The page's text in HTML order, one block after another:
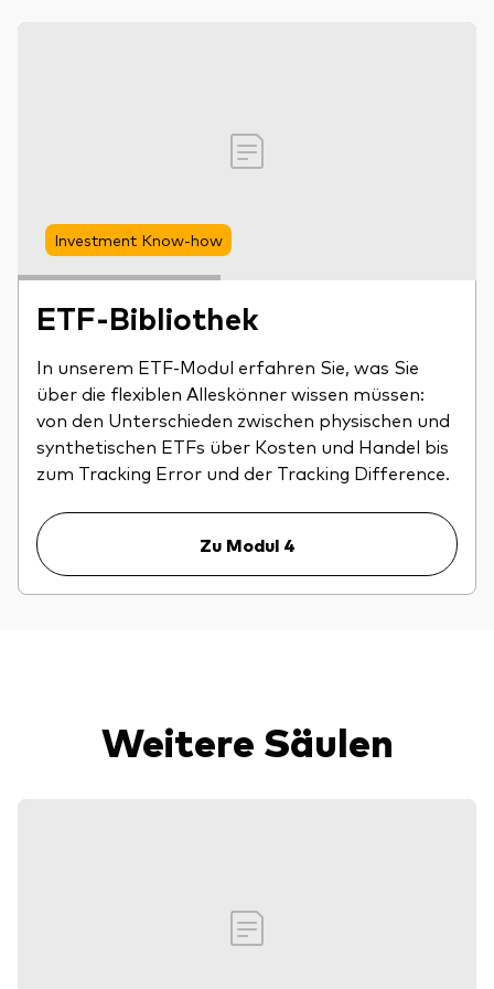
Research
Anbieterliste
Vanguard Modellportfolios
Vanguard Beratungsstudie
Investment Know-how
ETF-Bibliothek
In unserem ETF-Modul erfahren Sie, was Sie
über die flexiblen Alleskönner wissen müssen:
von den Unterschieden zwischen physischen und
synthetischen ETFs über Kosten und Handel bis
zum Tracking Error und der Tracking Difference.
Zu Modul 4
Weitere Säulen